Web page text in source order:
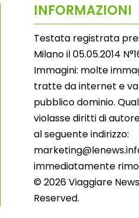
INFORMAZIONI
Testata registrata
Milano il 05.05.2014
Immagini: molte
tratte da internet e
pubblico dominio.
violasse diritti di
al seguente indirizzo:
immediatamente
© 2026 Viaggiare
Reserved.